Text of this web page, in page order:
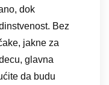
dok
Bez
jakne za
glavna
da budu